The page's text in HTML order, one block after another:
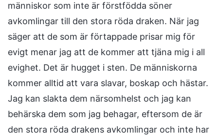
människor som inte är förstfödda söner
avkomlingar till den stora röda draken. När jag
säger att de som är förtappade prisar mig för
evigt menar jag att de kommer att tjäna mig i all
evighet. Det är hugget i sten. De människorna
kommer alltid att vara slavar, boskap och hästar.
Jag kan slakta dem närsomhelst och jag kan
behärska dem som jag behagar, eftersom de är
den stora röda drakens avkomlingar och inte har